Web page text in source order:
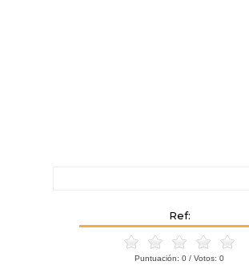
Ref:
Puntuación: 0 / Votos: 0